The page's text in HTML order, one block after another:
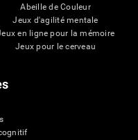
Abeille de Couleur
Jeux d'agilité mentale
en ligne pour la mémoire
Jeux pour le cerveau